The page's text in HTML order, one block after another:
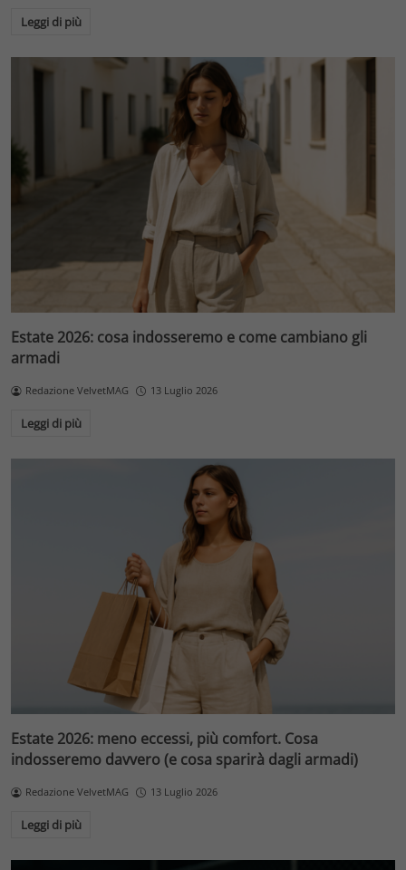
Leggi di più
Estate 2026: cosa indosseremo e come cambiano gli
armadi
Redazione VelvetMAG 13 Luglio 2026
Leggi di più
Estate 2026: meno eccessi, più comfort. Cosa
indosseremo davvero (e cosa sparirà dagli armadi)
Redazione VelvetMAG 13 Luglio 2026
Leggi di più